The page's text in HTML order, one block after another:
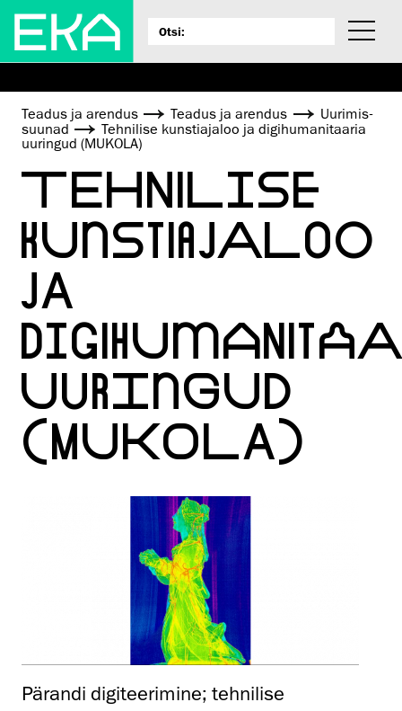
Teadus ja arendus Teadus ja arendus
Uurimis­
suunad
Tehnilise kunstiajaloo ja digihumanitaaria
uuringud (MUKOLA)
TEHNILISE
KUNSTIAJALOO
JA
UURINGUD
(MUKOLA)
Pärandi digiteerimine; tehnilise